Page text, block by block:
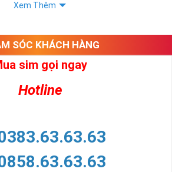
con số trong sim.
2
tiến hơn.
giục chúng ta lựa chọn, dựa vào những
Xem Thêm
SÓC KHÁCH HÀNG
sim gọi ngay
Hotline